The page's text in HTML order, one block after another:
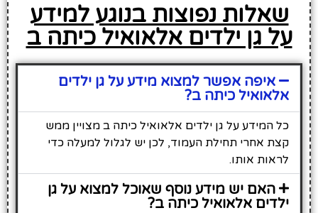
שאלות נפוצות בנוגע למידע
על גן ילדים אלאואיל כיתה ב
איפה אפשר למצוא מידע על גן ילדים
אלאואיל כיתה ב?
כל המידע על גן ילדים אלאואיל כיתה ב מצויין ממש
קצת אחרי תחילת העמוד, לכן יש לגלול למעלה כדי
לראות אותו.
האם יש מידע נוסף שאוכל למצוא על גן
ילדים אלאואיל כיתה ב?